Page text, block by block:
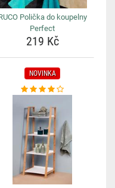
Polička do koupelny
Perfect
219 Kč
NOVINKA